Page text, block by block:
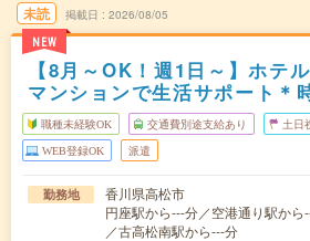
未読
NEW
掲載日 2026/08/05
【8月～OK！週1日～】ホテ
マンションで生活サポート＊
職種未経験OK 交通費別途支給あり 土日
WEB登録OK 派遣
勤務地
香川県高松市
円座駅から---分／空港通り駅か
／古高松南駅から---分